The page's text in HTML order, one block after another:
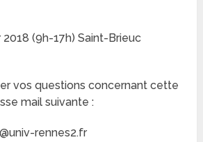
(9h-17h) Saint-Brieuc
vos questions concernant cette
mail suivante :
rennes2.fr